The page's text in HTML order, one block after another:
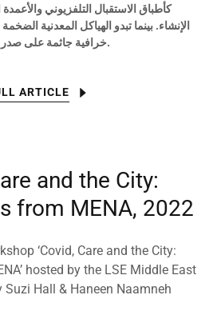
كأطباق الاستقبال التلفزيوني
الإنشاء. بينما تبدو الهياكل المعدنية
خرافية جاثمة على صدر المدينة.
ARTICLE
and the City:
from MENA, 2022
‘Covid, Care and the City:
hosted by the LSE Middle East
Suzi Hall & Haneen Naamneh